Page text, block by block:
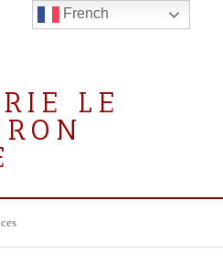
LE
French